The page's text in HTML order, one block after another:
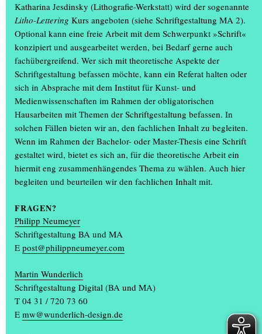
Katharina Jesdinsky (Lithografie-Werkstatt) wird der sogenannte
Litho-Lettering Kurs angeboten (siehe Schriftgestaltung MA 2).
Optional kann eine freie Arbeit mit dem Schwerpunkt »Schrift«
konzipiert und ausgearbeitet werden, bei Bedarf gerne auch
fachübergreifend. Wer sich mit theoretische Aspekte der
Schriftgestaltung befassen möchte, kann ein Referat halten oder
sich in Absprache mit dem Institut für Kunst- und
Medienwissenschaften im Rahmen der obligatorischen
Hausarbeiten mit Themen der Schriftgestaltung befassen. In
solchen Fällen bieten wir an, den fachlichen Inhalt zu begleiten.
Wenn im Rahmen der Bachelor- oder Master-Thesis eine Schrift
gestaltet wird, bietet es sich an, für die theoretische Arbeit ein
hiermit eng zusammenhängendes Thema zu wählen. Auch hier
begleiten und beurteilen wir den fachlichen Inhalt mit.
FRAGEN?
Philipp Neumeyer
Schriftgestaltung BA und MA
E post@philippneumeyer.com
Martin Wunderlich
Schriftgestaltung Digital (BA und MA)
T 04 31 / 720 73 60
E mw@wunderlich-design.de